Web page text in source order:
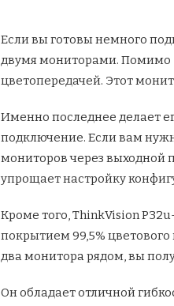
Если вы готовы немного
двумя мониторами. Помимо
цветопередачей. Этот
Именно последнее делает
подключение. Если вам
мониторов через выходной
упрощает настройку
Кроме того, ThinkVision
покрытием 99,5% цветового
два монитора рядом, вы
Он обладает отличной